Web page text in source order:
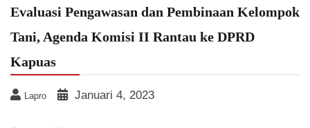
Evaluasi Pengawasan dan Pembinaan Kelompok
Tani, Agenda Komisi II Rantau ke DPRD
Kapuas
Lapro Januari 4, 2023